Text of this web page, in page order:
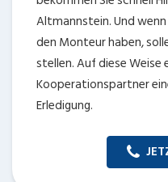
Altmannstein. Und
den Monteur haben,
stellen. Auf diese Weise
Kooperationspartner
Erledigung.